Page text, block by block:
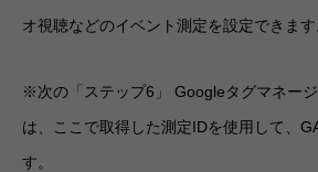
オ視聴などのイベント測定を設定できます
※次の「ステップ6」 Googleタグマネー
は、ここで取得した測定IDを使用して、
す。